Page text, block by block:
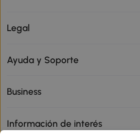
Legal
Ayuda y Soporte
Business
Información de interés